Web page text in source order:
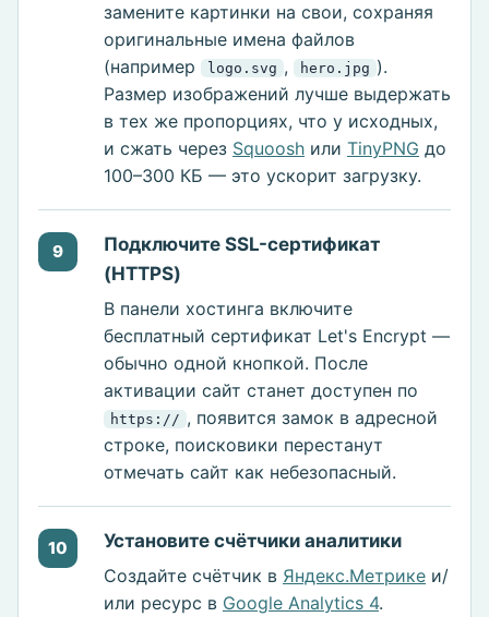
замените картинки на свои, сохраняя
оригинальные имена файлов
(например
logo.svg , hero.jpg ).
Размер изображений лучше выдержать
в тех же пропорциях, что у исходных,
и сжать через Squoosh или TinyPNG до
100–300 КБ — это ускорит загрузку.
9
Подключите SSL-сертификат
(HTTPS)
В панели хостинга включите
бесплатный сертификат Let's Encrypt —
обычно одной кнопкой. После
активации сайт станет доступен по
https:// , появится замок в адресной
строке, поисковики перестанут
отмечать сайт как небезопасный.
10
Установите счётчики аналитики
Создайте счётчик в Яндекс.Метрике и/
или ресурс в Google Analytics 4.